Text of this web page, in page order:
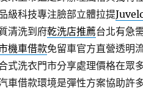
級科技專注臉部立體拉提
清洗到府乾洗店推薦台北有急
機車借款免留車官方直營透明
式洗衣門市分享處理價格在眾
車借款環境是彈性方案協助許